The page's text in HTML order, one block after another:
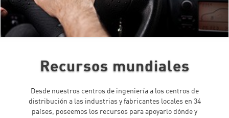
Recursos mundiales
Desde nuestros centros de ingeniería a los centros de
distribución a las industrias y fabricantes locales en 34
países, poseemos los recursos para apoyarlo dónde y